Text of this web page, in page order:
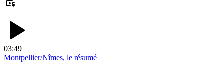
03:49
Montpellier/Nîmes, le résumé